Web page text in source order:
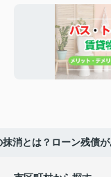
抹消とは？ローン残債